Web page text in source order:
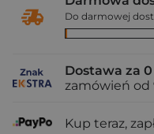
Do darmowej
Dostawa za 0
zamówień od
Kup teraz,